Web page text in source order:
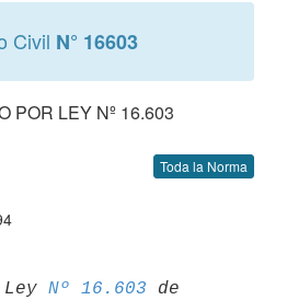
Civil N° 16603
POR LEY Nº 16.603
Toda la Norma
Ley Nº 16.603 de